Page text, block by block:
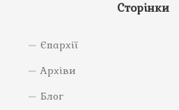
Сторінки
Єпархії
Архіви
Блог